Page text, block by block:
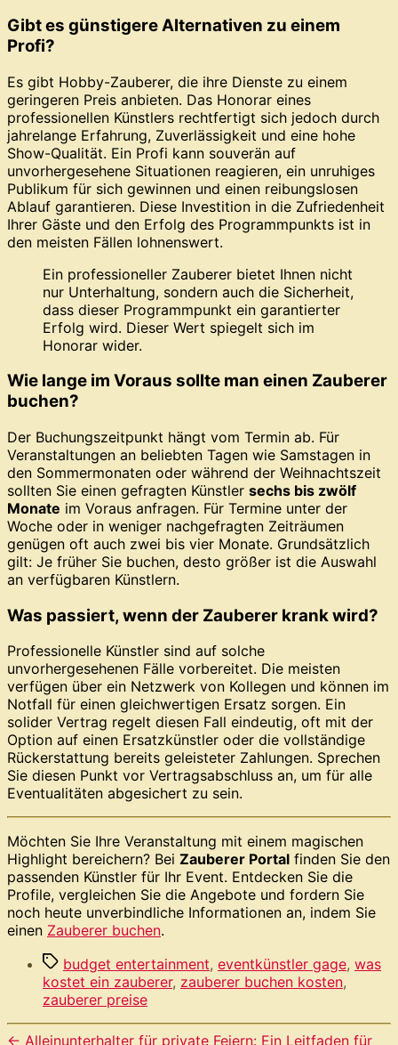
Gibt es günstigere Alternativen zu einem
Profi?
Es gibt Hobby-Zauberer, die ihre Dienste zu einem
geringeren Preis anbieten. Das Honorar eines
professionellen Künstlers rechtfertigt sich jedoch durch
jahrelange Erfahrung, Zuverlässigkeit und eine hohe
Show-Qualität. Ein Profi kann souverän auf
unvorhergesehene Situationen reagieren, ein unruhiges
Publikum für sich gewinnen und einen reibungslosen
Ablauf garantieren. Diese Investition in die Zufriedenheit
Ihrer Gäste und den Erfolg des Programmpunkts ist in
den meisten Fällen lohnenswert.
Ein professioneller Zauberer bietet Ihnen nicht
nur Unterhaltung, sondern auch die Sicherheit,
dass dieser Programmpunkt ein garantierter
Erfolg wird. Dieser Wert spiegelt sich im
Honorar wider.
Wie lange im Voraus sollte man einen Zauberer
buchen?
Der Buchungszeitpunkt hängt vom Termin ab. Für
Veranstaltungen an beliebten Tagen wie Samstagen in
den Sommermonaten oder während der Weihnachtszeit
sollten Sie einen gefragten Künstler sechs bis zwölf
Monate im Voraus anfragen. Für Termine unter der
Woche oder in weniger nachgefragten Zeiträumen
genügen oft auch zwei bis vier Monate. Grundsätzlich
gilt: Je früher Sie buchen, desto größer ist die Auswahl
an verfügbaren Künstlern.
Was passiert, wenn der Zauberer krank wird?
Professionelle Künstler sind auf solche
unvorhergesehenen Fälle vorbereitet. Die meisten
verfügen über ein Netzwerk von Kollegen und können im
Notfall für einen gleichwertigen Ersatz sorgen. Ein
solider Vertrag regelt diesen Fall eindeutig, oft mit der
Option auf einen Ersatzkünstler oder die vollständige
Rückerstattung bereits geleisteter Zahlungen. Sprechen
Sie diesen Punkt vor Vertragsabschluss an, um für alle
Eventualitäten abgesichert zu sein.
Möchten Sie Ihre Veranstaltung mit einem magischen
Highlight bereichern? Bei Zauberer Portal finden Sie den
passenden Künstler für Ihr Event. Entdecken Sie die
Profile, vergleichen Sie die Angebote und fordern Sie
noch heute unverbindliche Informationen an, indem Sie
einen Zauberer buchen.
Schlagwörter
budget entertainment, eventkünstler gage, was
kostet ein zauberer, zauberer buchen kosten,
zauberer preise
← Alleinunterhalter für private Feiern: Ein Leitfaden für